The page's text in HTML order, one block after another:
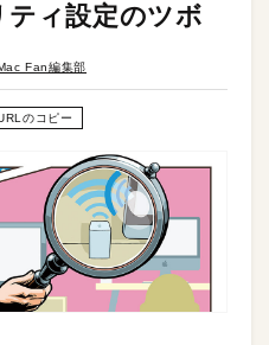
ィ設定のツボ
Fan編集部
のコピー